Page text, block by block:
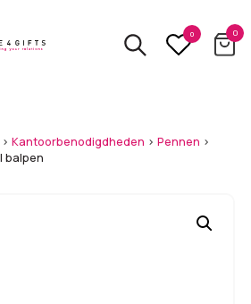
0 0
> Kantoorbenodigdheden > Pennen >
balpen